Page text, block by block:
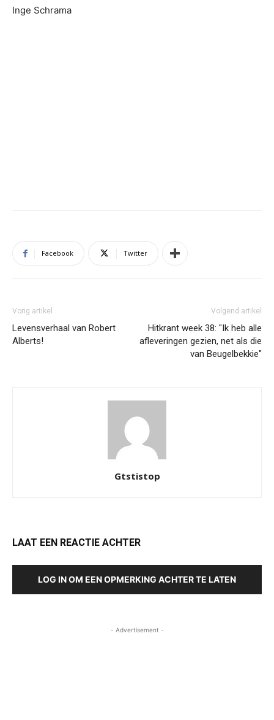
Inge Schrama
Facebook Twitter
Vorig artikel
Levensverhaal van Robert
Alberts!
Volgend artikel
Hitkrant week 38: "Ik heb alle
afleveringen gezien, net als die
van Beugelbekkie"
Gtstistop
LAAT EEN REACTIE ACHTER
LOG IN OM EEN OPMERKING ACHTER TE LATEN
- Advertisement -